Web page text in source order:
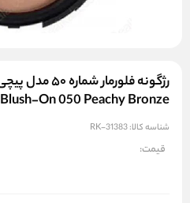
Blush-On 050 Peachy Bronze
شناسه کالا:RK-31383
قیمت: